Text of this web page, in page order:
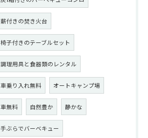
薪付きの焚き火台
椅子付きのテーブルセット
調理用具と食器類のレンタル
車乗り入れ無料 オートキャンプ場
車無料 自然豊か 静かな
手ぶらでバーベキュー